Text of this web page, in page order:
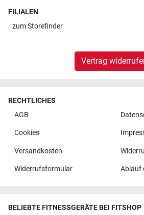
FILIALEN
zumStorefinder
Vertrag
RECHTLICHES
AGB
Cookies
Versandkosten
Widerrufsformular Ablauf
BELIEBTE FITNESSGERÄTE BEI FITSHOP